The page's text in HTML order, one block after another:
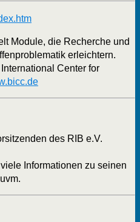
Module, die Recherche und
erleichtern.
Center for
des RIB e.V.
Informationen zu seinen